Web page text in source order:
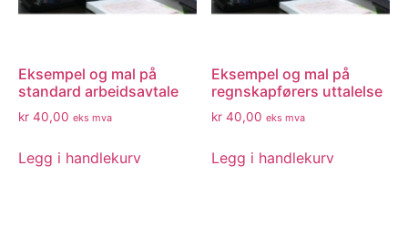
Eksempel og mal på
standard arbeidsavtale
kr 40,00 eks mva
Legg i handlekurv
Eksempel og mal på
regnskapførers uttalelse
kr 40,00 eks mva
Legg i handlekurv